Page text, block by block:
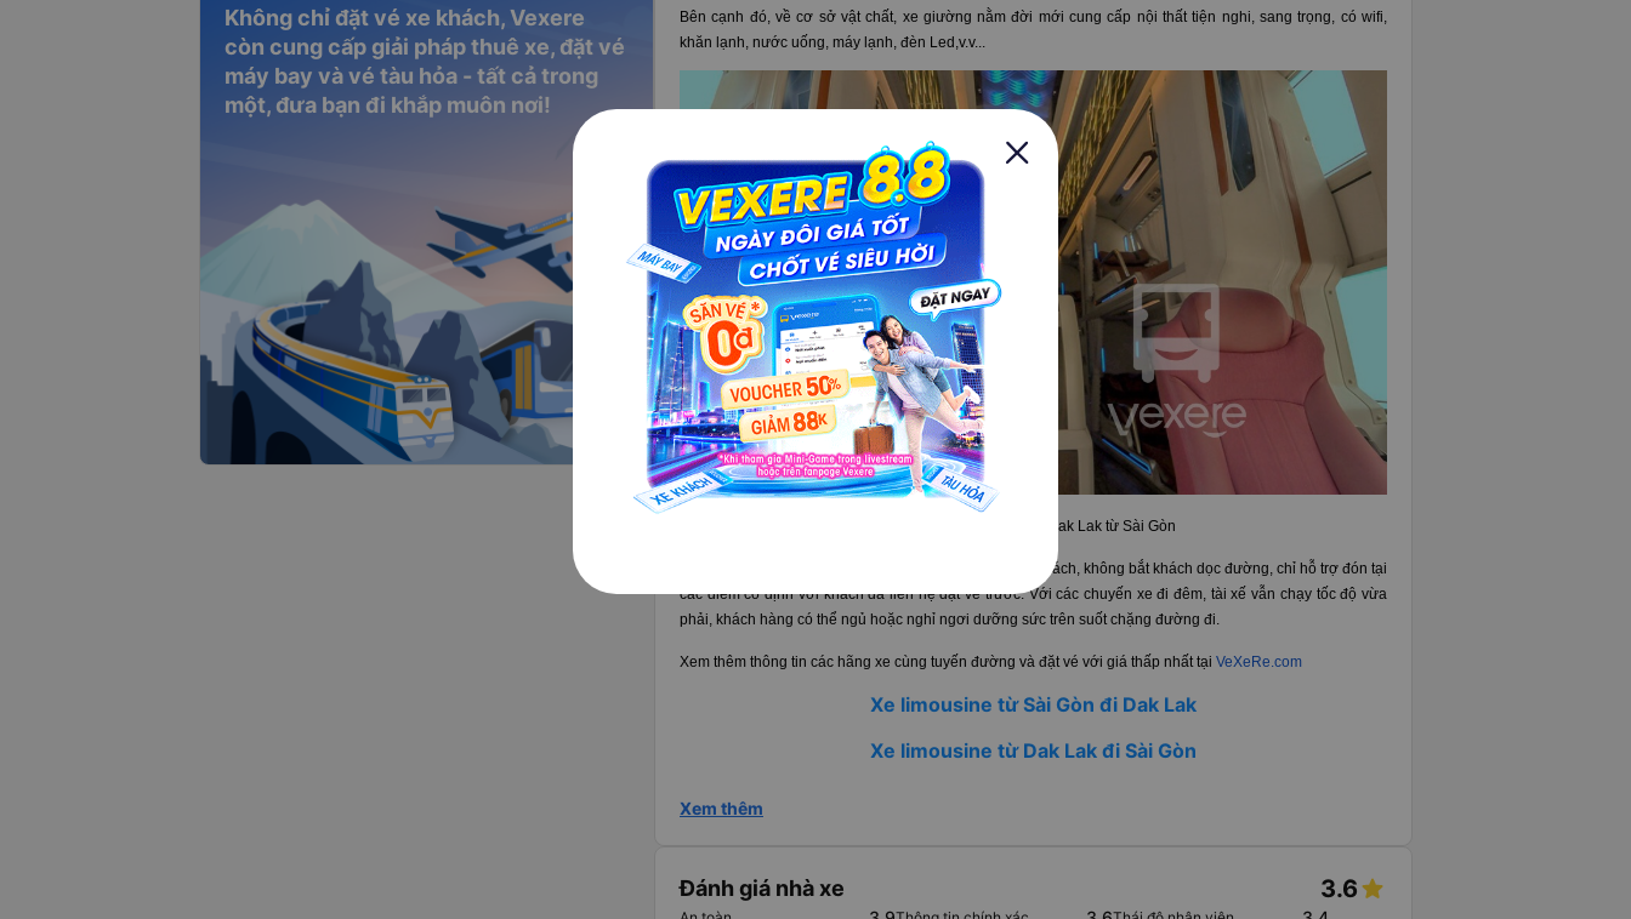
Không chỉ đặt vé xe khách, Vexere
còn cung cấp giải pháp thuê xe, đặt vé
máy bay và vé tàu hỏa - tất cả trong
một, đưa bạn đi khắp muôn nơi!
Bên cạnh đó, về cơ sở vật chất, xe giường nằm đời mới cung cấp nội thất tiện nghi, sang trọng, có wifi,
khăn lạnh, nước uống, máy lạnh, đèn Led,v.v...
Nội thất xe Tiến Phát đi Dak Lak từ Sài Gòn
Đội ngũ tài xế tận tâm, lái xe an toàn, không nhồi nhét khách, không bắt khách dọc đường, chỉ hỗ trợ đón tại
các điểm cố định với khách đã liên hệ đặt vé trước. Với các chuyến xe đi đêm, tài xế vẫn chạy tốc độ vừa
phải, khách hàng có thể ngủ hoặc nghỉ ngơi dưỡng sức trên suốt chặng đường đi.
Xem thêm thông tin các hãng xe cùng tuyến đường và đặt vé với giá thấp nhất tại VeXeRe.com
Xe limousine từ Sài Gòn đi Dak Lak
Xe limousine từ Dak Lak đi Sài Gòn
Xem thêm
Đánh giá nhà xe 3.6